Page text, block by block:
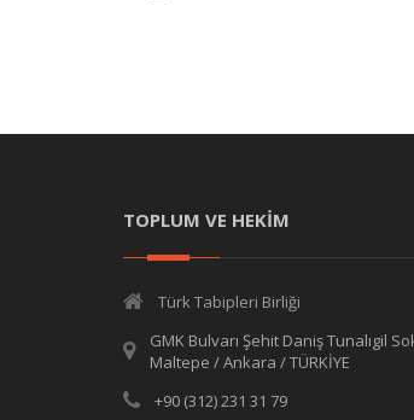
TOPLUM VE HEKİM
Türk Tabipleri Birliği
GMK Bulvarı Şehit Daniş Tunalıgil
Maltepe / Ankara / TÜRKİYE
+90 (312) 231 31 79